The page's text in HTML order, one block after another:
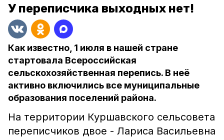
У переписчика выходных нет!
Как известно, 1 июля в нашей стране
стартовала Всероссийская
сельскохозяйственная перепись. В неё
активно включились все муниципальные
образования поселений района.
На территории Куршавского сельсовета
переписчиков двое - Лариса Васильевна